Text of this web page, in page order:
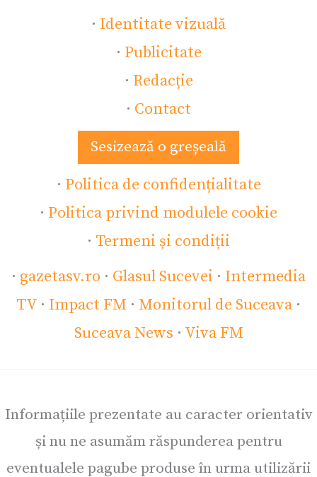
· Identitate vizuală
· Publicitate
· Redacție
· Contact
Sesizează o greșeală
· Politica de confidențialitate
· Politica privind modulele cookie
· Termeni și condiții
· gazetasv.ro · Glasul Sucevei · Intermedia
TV · Impact FM · Monitorul de Suceava ·
Suceava News · Viva FM
Informațiile prezentate au caracter orientativ
și nu ne asumăm răspunderea pentru
eventualele pagube produse în urma utilizării